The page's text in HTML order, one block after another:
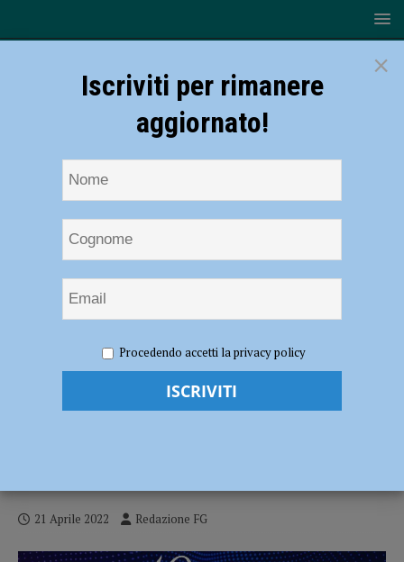
benedice i candidati di una lista elettorale, la Diocesi: “Scelta non
opportuna e non condivisibile”
Sacerdote benedice i candidati di una
21 Aprile 2022 Redazione FG
×
Iscriviti per rimanere
aggiornato!
Procedendo accetti la privacy policy